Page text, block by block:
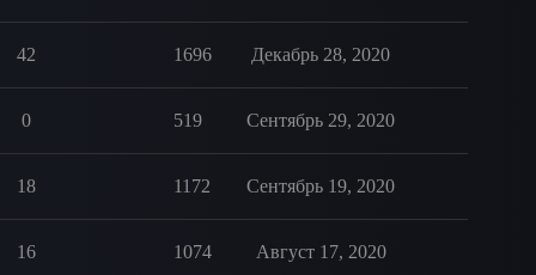
42 1696 Декабрь 28, 2020
0 519 Сентябрь 29, 2020
18 1172 Сентябрь 19, 2020
16 1074 Август 17, 2020